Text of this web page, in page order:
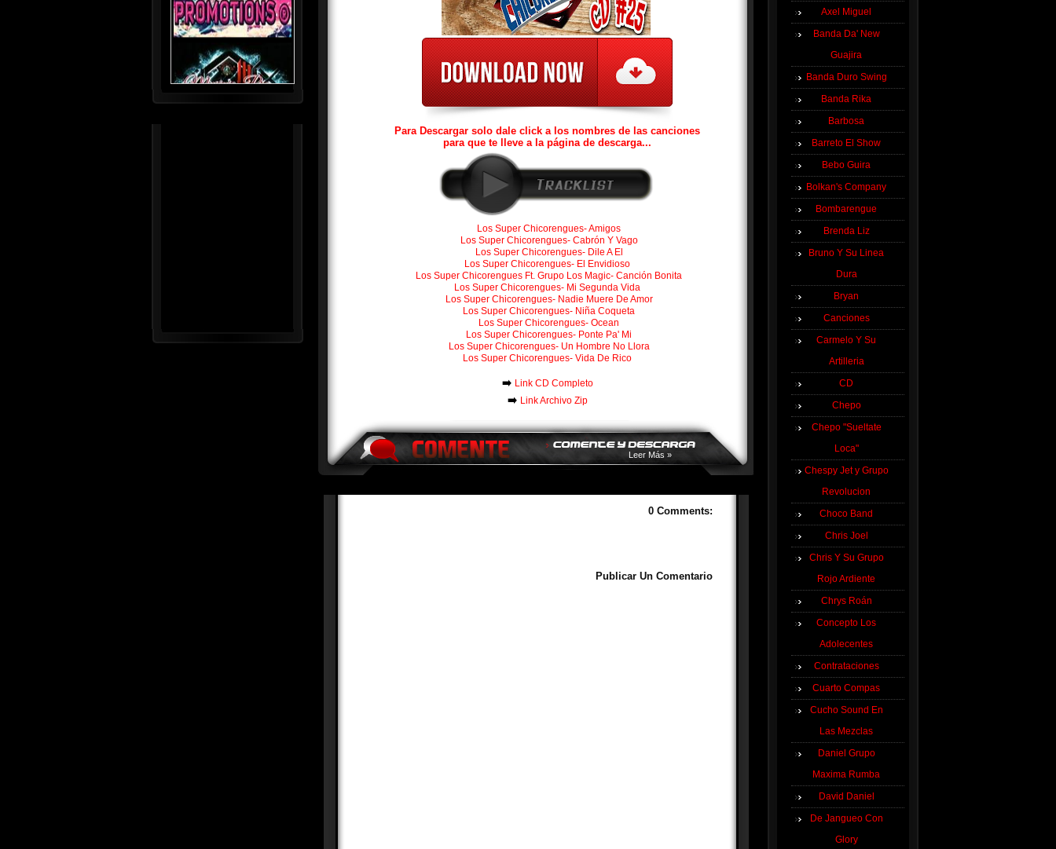
Para Descargar solo dale click a los nombres de las canciones
para que te lleve a la página de descarga...
Los Super Chicorengues- Amigos
Los Super Chicorengues- Cabrón Y Vago
Los Super Chicorengues- Dile A El
Los Super Chicorengues- El Envidioso
Los Super Chicorengues Ft. Grupo Los Magic- Canción Bonita
Los Super Chicorengues- Mi Segunda Vida
Los Super Chicorengues- Nadie Muere De Amor
Los Super Chicorengues- Niña Coqueta
Los Super Chicorengues- Ocean
Los Super Chicorengues- Ponte Pa' Mi
Los Super Chicorengues- Un Hombre No Llora
Los Super Chicorengues- Vida De Rico
➡️ Link CD Completo
➡️ Link Archivo Zip
Leer Más »
0 Comments:
Publicar Un Comentario
Axel Miguel
Banda Da' New
Guajira
Banda Duro Swing
Banda Rika
Barbosa
Barreto El Show
Bebo Guira
Bolkan's Company
Bombarengue
Brenda Liz
Bruno Y Su Linea
Dura
Bryan
Canciones
Carmelo Y Su
Artilleria
CD
Chepo
Chepo "Sueltate
Loca"
Chespy Jet y Grupo
Revolucion
Choco Band
Chris Joel
Chris Y Su Grupo
Rojo Ardiente
Chrys Roán
Concepto Los
Adolecentes
Contrataciones
Cuarto Compas
Cucho Sound En
Las Mezclas
Daniel Grupo
Maxima Rumba
David Daniel
De Jangueo Con
Glory